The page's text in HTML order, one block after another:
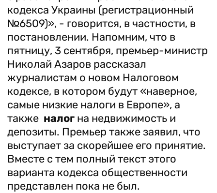
кодекса Украины (регистрационный
№6509)», - говорится, в частности, в
постановлении. Напомним, что в
пятницу, 3 сентября, премьер-министр
Николай Азаров рассказал
журналистам о новом Налоговом
кодексе, в котором будут «наверное,
самые низкие налоги в Европе», а
также налог на недвижимость и
депозиты. Премьер также заявил, что
выступает за скорейшее его принятие.
Вместе с тем полный текст этого
варианта кодекса общественности
представлен пока не был.